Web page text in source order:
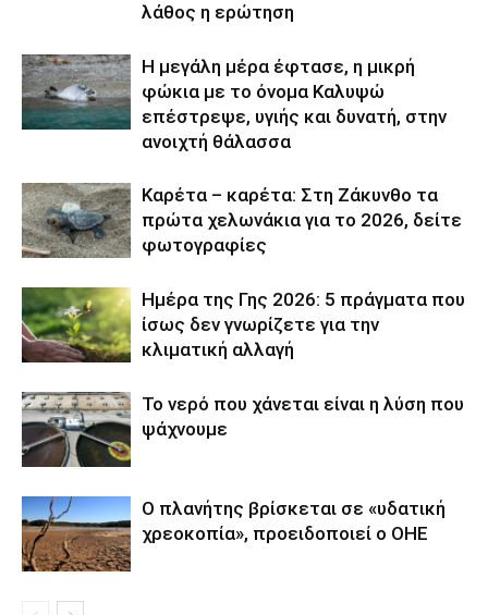
λάθος η ερώτηση
Η μεγάλη μέρα έφτασε, η μικρή
φώκια με το όνομα Καλυψώ
επέστρεψε, υγιής και δυνατή, στην
ανοιχτή θάλασσα
Καρέτα – καρέτα: Στη Ζάκυνθο τα
πρώτα χελωνάκια για το 2026, δείτε
φωτογραφίες
Ημέρα της Γης 2026: 5 πράγματα που
ίσως δεν γνωρίζετε για την
κλιματική αλλαγή
Το νερό που χάνεται είναι η λύση που
ψάχνουμε
Ο πλανήτης βρίσκεται σε «υδατική
χρεοκοπία», προειδοποιεί ο ΟΗΕ